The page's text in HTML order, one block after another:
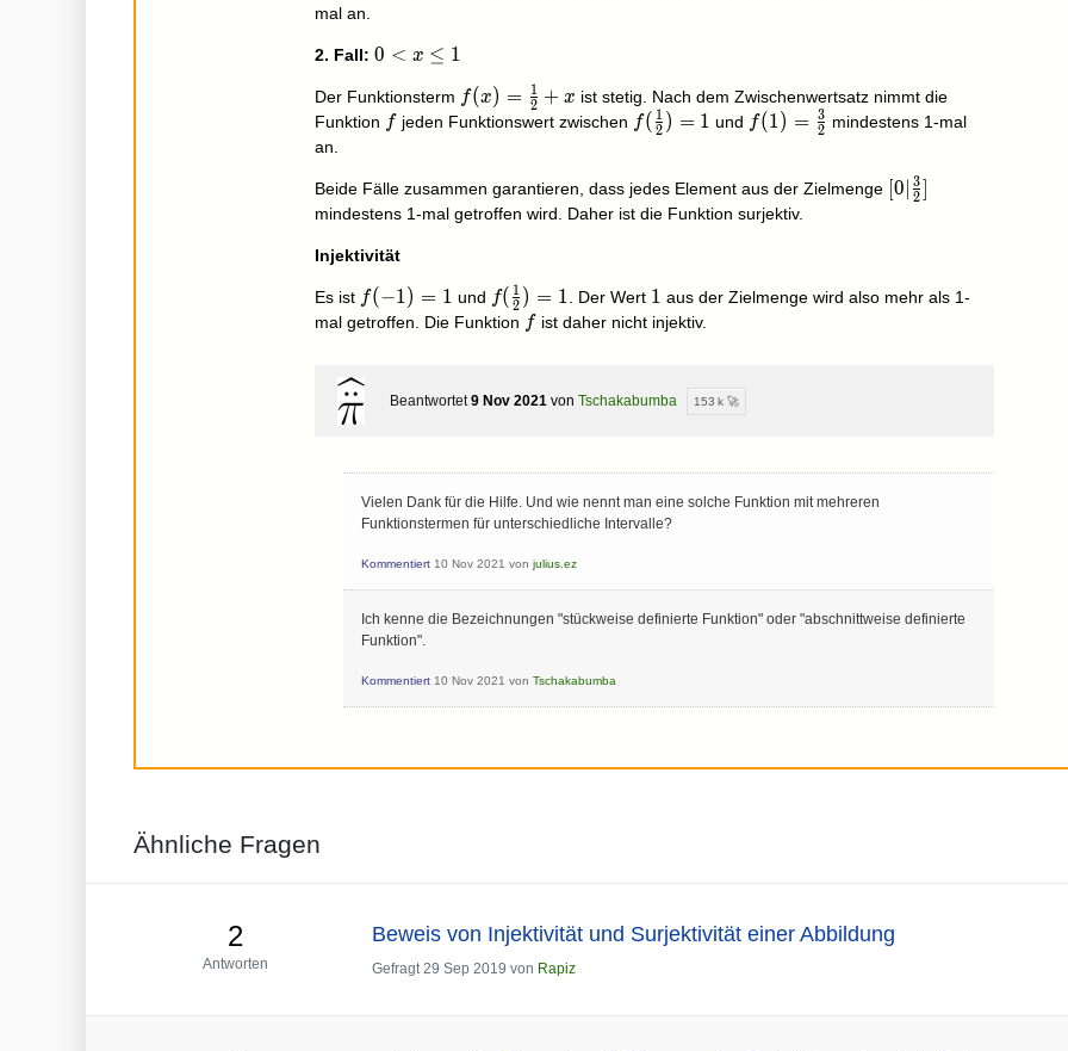
mal an.
2. Fall: 0<x\le1
0 < x ≤ 1
Der Funktionsterm f(x)=\frac12+x
f(x) = 2
1 + x ist stetig. Nach dem Zwischenwertsatz nimmt die
Funktion ff jeden Funktionswert zwischen f(\frac12)=1
f( 2
1 ) = 1 und f(1)=\frac32
f(1) = 2
3 mindestens 1-mal
an.
Beide Fälle zusammen garantieren, dass jedes Element aus der Zielmenge [0|\frac32]
[0 2
3
mindestens 1-mal getroffen wird. Daher ist die Funktion surjektiv.
Injektivität
Es ist f(-1)=1
f(−1) = 1 und f(\frac12)=1
f( 2
1 ) = 1 . Der Wert 1
1 aus der Zielmenge wird also mehr als 1-
mal getroffen. Die Funktion ff ist daher nicht injektiv.
Beantwortet 9 Nov 2021 vonTschakabumba 153 k 🚀
Vielen Dank für die Hilfe. Und wie nennt man eine solche Funktion mit mehreren
Funktionstermen für unterschiedliche Intervalle?
Kommentiert 10 Nov 2021 vonjulius.ez
Ich kenne die Bezeichnungen "stückweise definierte Funktion" oder "abschnittweise definierte
Funktion".
Kommentiert 10 Nov 2021 vonTschakabumba
Ähnliche Fragen
2
Antworten
Beweis von Injektivität und Surjektivität einer Abbildung
Gefragt 29 Sep 2019 von Rapiz